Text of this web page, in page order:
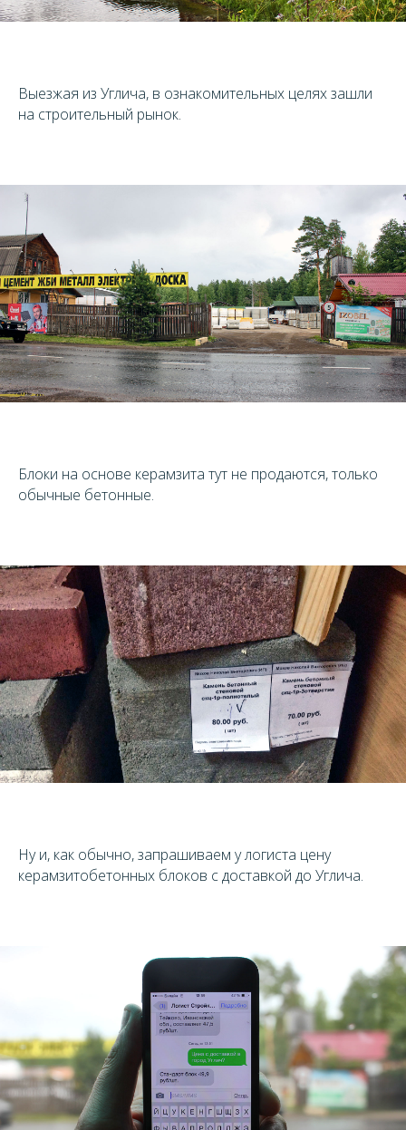
Выезжая из Углича, в ознакомительных целях зашли
на строительный рынок.
Блоки на основе керамзита тут не продаются, только
обычные бетонные.
Ну и, как обычно, запрашиваем у логиста цену
керамзитобетонных блоков с доставкой до Углича.